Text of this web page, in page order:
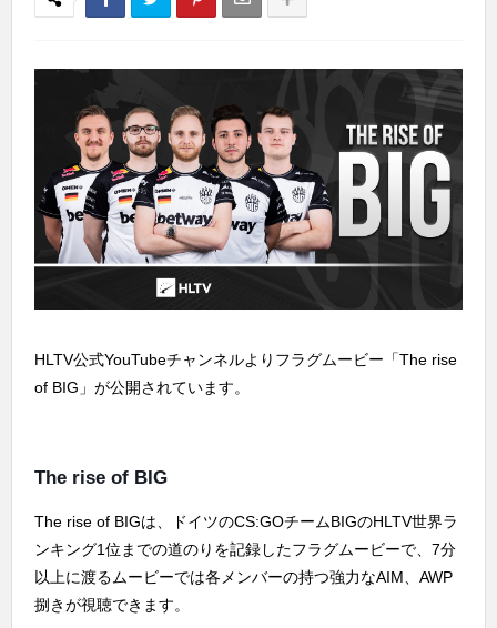
HLTV公式YouTubeチャンネルよりフラグムービー「The rise
of BIG」が公開されています。
The rise of BIG
The rise of BIGは、ドイツのCS:GOチームBIGのHLTV世界ラ
ンキング1位までの道のりを記録したフラグムービーで、7分
以上に渡るムービーでは各メンバーの持つ強力なAIM、AWP
捌きが視聴できます。